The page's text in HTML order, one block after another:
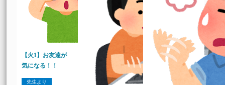
【火1】お友達が
気になる！！
先生より